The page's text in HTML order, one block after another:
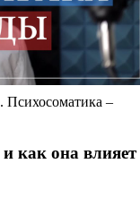
Психосоматика –
как она влияет